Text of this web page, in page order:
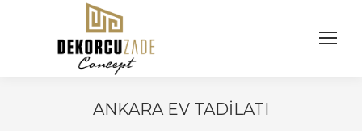
ANKARA EV TADILATI